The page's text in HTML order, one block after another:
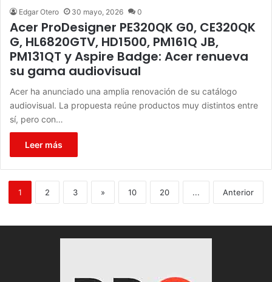
Edgar Otero 30 mayo, 2026 0
Acer ProDesigner PE320QK G0, CE320QK
G, HL6820GTV, HD1500, PM161Q JB,
PM131QT y Aspire Badge: Acer renueva
su gama audiovisual
Acer ha anunciado una amplia renovación de su catálogo
audiovisual. La propuesta reúne productos muy distintos entre
sí, pero con…
Leer más
1 2 3 » 10 20 ... Anterior